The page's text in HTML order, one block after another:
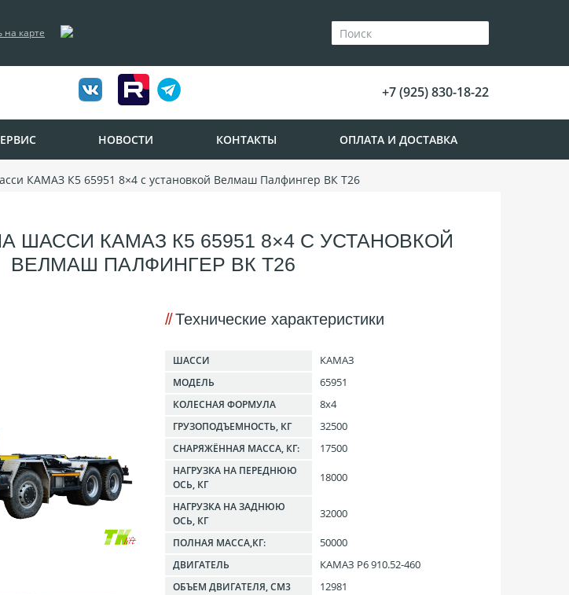
на карте
+7 (925) 830-18-22
НОВОСТИ КОНТАКТЫ ОПЛАТА И ДОСТАВКА
КАМАЗ К5 65951 8×4 с установкой Велмаш Палфингер ВК T26
ШАССИ КАМАЗ К5 65951 8×4 С УСТАНОВКОЙ
ВЕЛМАШ ПАЛФИНГЕР ВК T26
Технические характеристики
ШАССИ КАМАЗ
МОДЕЛЬ 65951
КОЛЕСНАЯ ФОРМУЛА 8x4
ГРУЗОПОДЪЕМНОСТЬ, КГ 32500
СНАРЯЖЁННАЯ МАССА, КГ: 17500
НАГРУЗКА НА ПЕРЕДНЮЮ
ОСЬ, КГ
18000
НАГРУЗКА НА ЗАДНЮЮ
ОСЬ, КГ
32000
ПОЛНАЯ МАССА,КГ: 50000
ДВИГАТЕЛЬ КАМАЗ Р6 910.52-460
ОБЪЕМ ДВИГАТЕЛЯ, СМ3 12981